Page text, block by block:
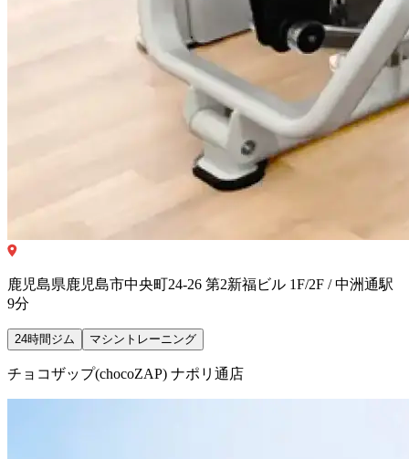
鹿児島県鹿児島市中央町24-26 第2新福ビル 1F/2F / 中洲通駅
9分
24時間ジム マシントレーニング
チョコザップ(chocoZAP) ナポリ通店